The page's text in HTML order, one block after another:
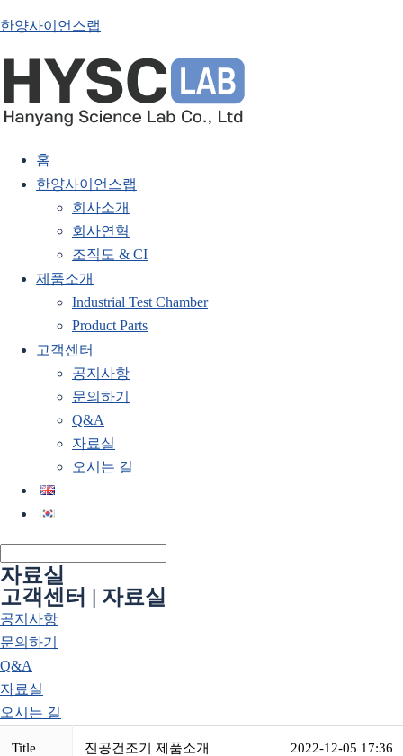
한양사이언스랩
홈
한양사이언스랩
회사소개
회사연혁
조직도 & CI
제품소개
Industrial Test Chamber
Product Parts
고객센터
공지사항
문의하기
Q&A
자료실
오시는 길
자료실
고객센터 | 자료실
공지사항
문의하기
Q&A
자료실
오시는 길
Title 진공건조기 제품소개 2022-12-05 17:36